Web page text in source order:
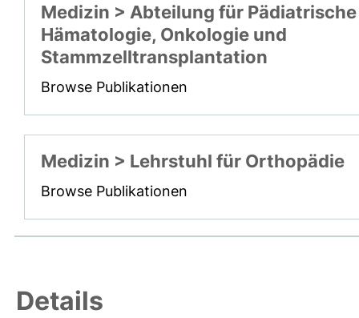
Medizin > Abteilung für Pädiatrische
Hämatologie, Onkologie und
Stammzelltransplantation
Browse Publikationen
Medizin > Lehrstuhl für Orthopädie
Browse Publikationen
Details